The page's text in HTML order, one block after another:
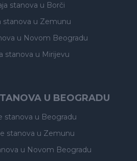
stanova u Borči
stanova u Zemunu
u Novom Beogradu
stanova u Mirijevu
U BEOGRADU
stanova u Beogradu
stanova u Zemunu
u Novom Beogradu